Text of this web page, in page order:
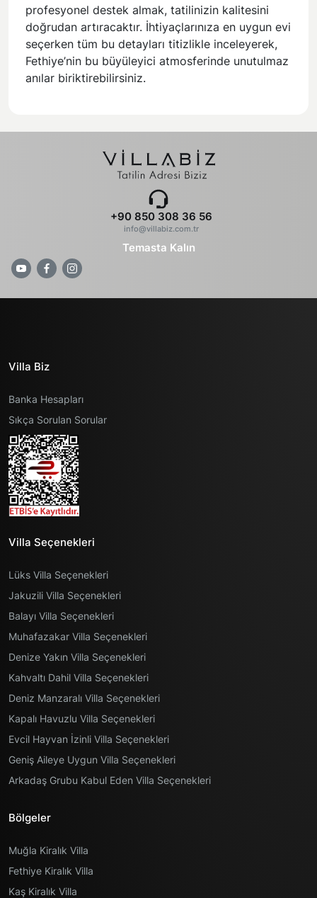
profesyonel destek almak, tatilinizin kalitesini
doğrudan artıracaktır. İhtiyaçlarınıza en uygun evi
seçerken tüm bu detayları titizlikle inceleyerek,
Fethiye’nin bu büyüleyici atmosferinde unutulmaz
anılar biriktirebilirsiniz.
+90 850 308 36 56
info@villabiz.com.tr
Temasta Kalın
Villa Biz
Banka Hesapları
Sıkça Sorulan Sorular
Villa Seçenekleri
Lüks Villa Seçenekleri
Jakuzili Villa Seçenekleri
Balayı Villa Seçenekleri
Muhafazakar Villa Seçenekleri
Denize Yakın Villa Seçenekleri
Kahvaltı Dahil Villa Seçenekleri
Deniz Manzaralı Villa Seçenekleri
Kapalı Havuzlu Villa Seçenekleri
Evcil Hayvan İzinli Villa Seçenekleri
Geniş Aileye Uygun Villa Seçenekleri
Arkadaş Grubu Kabul Eden Villa Seçenekleri
Bölgeler
Muğla Kiralık Villa
Fethiye Kiralık Villa
Kaş Kiralık Villa